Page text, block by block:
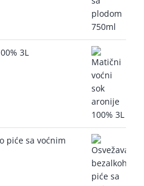
3L
piće sa voćnim